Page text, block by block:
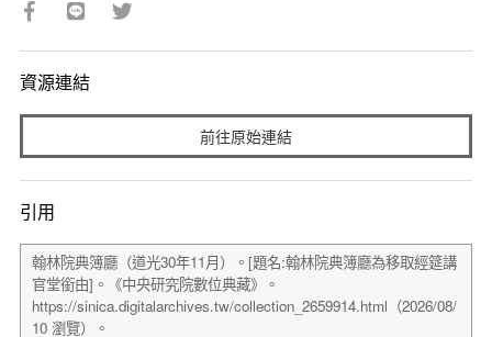
資源連結
前往原始連結
引用